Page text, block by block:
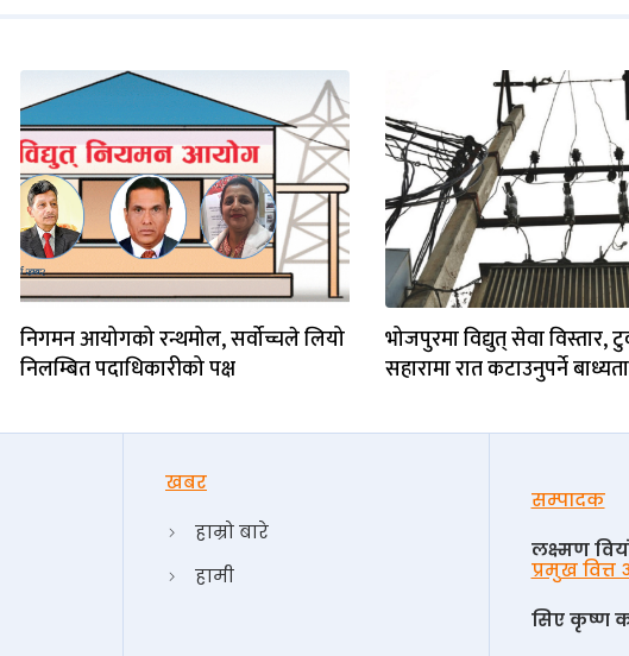
निगमन आयोगको रन्थमोल, सर्वोच्चले लियो
निलम्बित पदाधिकारीको पक्ष
भोजपुरमा विद्युत् सेवा विस्तार,
सहारामा रात कटाउनुपर्ने
खबर
हाम्रो बारे
हामी
सम्पादक
लक्ष्मण
प्रमुख
सिए कृष्ण